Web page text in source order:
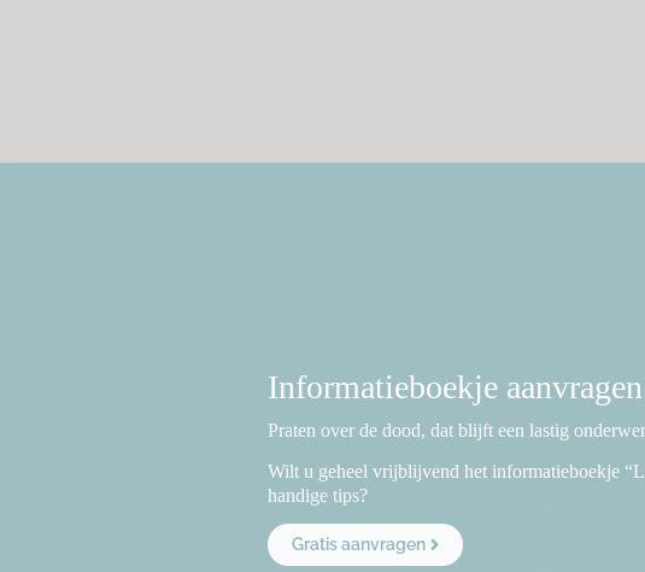
Informatieboekje aanvragen
Praten over de dood, dat blijft een lastig
Wilt u geheel vrijblijvend het informatieboekje
handige tips?
Gratis aanvragen